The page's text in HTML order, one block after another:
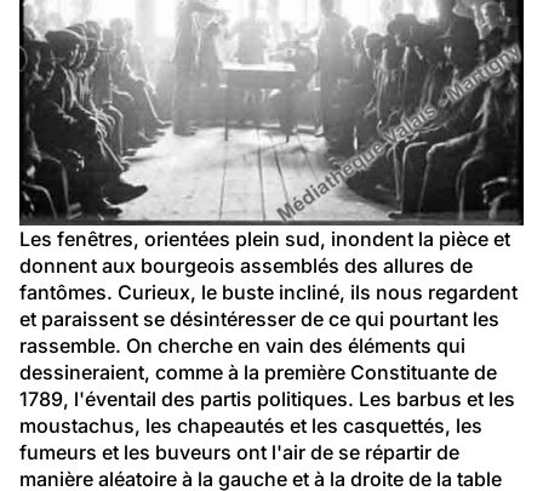
Les fenêtres, orientées plein sud, inondent la pièce et
donnent aux bourgeois assemblés des allures de
fantômes. Curieux, le buste incliné, ils nous regardent
et paraissent se désintéresser de ce qui pourtant les
rassemble. On cherche en vain des éléments qui
dessineraient, comme à la première Constituante de
1789, l'éventail des partis politiques. Les barbus et les
moustachus, les chapeautés et les casquettés, les
fumeurs et les buveurs ont l'air de se répartir de
manière aléatoire à la gauche et à la droite de la table